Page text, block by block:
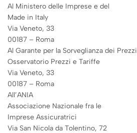
Al Ministero delle Imprese e del
Made in Italy
Via Veneto, 33
00187 – Roma
Al Garante per la Sorveglianza dei Prezzi
Osservatorio Prezzi e Tariffe
Via Veneto, 33
00187 – Roma
All’ANIA
Associazione Nazionale fra le
Imprese Assicuratrici
Via San Nicola da Tolentino, 72